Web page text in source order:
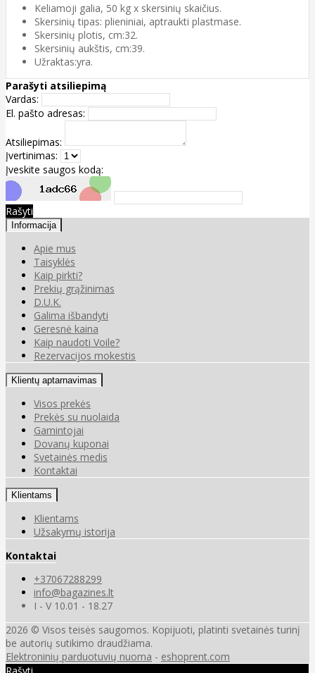
Keliamoji galia, 50 kg x skersinių skaičius.
Skersinių tipas: plieniniai, aptraukti plastmase.
Skersinių plotis, cm:32.
Skersinių aukštis, cm:39.
Užraktas:yra.
Parašyti atsiliepimą
Vardas:
El. pašto adresas:
Atsiliepimas:
Įvertinimas:
Įveskite saugos kodą:
Rašyti
Informacija
Apie mus
Taisyklės
Kaip pirkti?
Prekių grąžinimas
D.U.K.
Galima išbandyti
Geresnė kaina
Kaip naudoti Voile?
Rezervacijos mokestis
Klientų aptarnavimas
Visos prekės
Prekės su nuolaida
Gamintojai
Dovanų kuponai
Svetainės medis
Kontaktai
Klientams
Klientams
Užsakymų istorija
Kontaktai
+37067288299
info@bagazines.lt
I - V 10.01 - 18.27
2026 © Visos teisės saugomos. Kopijuoti, platinti svetainės turinį
be autorių sutikimo draudžiama.
Elektroninių parduotuvių nuoma - eshoprent.com